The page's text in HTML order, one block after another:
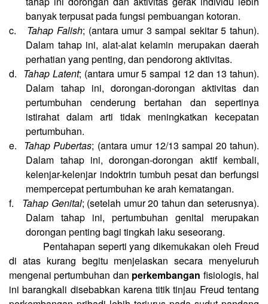
banyak terpusat pada fungsi pembuangan kotoran.
c.
Tahap Falish; (antara umur 3 sampai sekitar 5 tahun).
Dalam tahap ini, alat-alat kelamin merupakan daerah
perhatian yang penting, dan pendorong aktivitas.
d. Tahap Latent; (antara umur 5 sampai 12 dan 13 tahun).
Dalam tahap ini, dorongan-dorongan aktivitas dan
pertumbuhan cenderung bertahan dan sepertinya
istirahat dalam arti tidak meningkatkan kecepatan
pertumbuhan.
e.
Tahap Pubertas; (antara umur 12/13 sampai 20 tahun).
Dalam tahap ini, dorongan-dorongan aktif kembali,
kelenjar-kelenjar indoktrin tumbuh pesat dan berfungsi
mempercepat pertumbuhan ke arah kematangan.
f.
Tahap Genital; (setelah umur 20 tahun dan seterusnya).
Dalam tahap ini, pertumbuhan genital merupakan
dorongan penting bagi tingkah laku seseorang.
Pentahapan seperti yang dikemukakan oleh Freud
di atas kurang begitu menjelaskan secara menyeluruh
mengenai pertumbuhan dan perkembangan fisiologis, hal
ini barangkali disebabkan karena titik tinjau Freud tentang